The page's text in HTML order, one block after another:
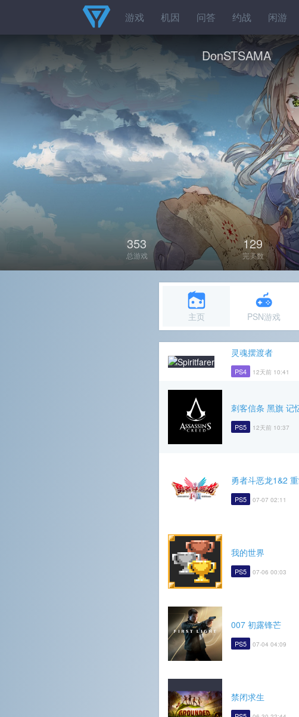
游戏 机因 问答 约战 闲游
DonSTSAMA
353
总游戏
129
完美数
主页 PSN游戏
灵魂摆渡者
PS4 12天前 10:41
刺客信条 黑旗 记
PS5 12天前 10:37
勇者斗恶龙1&2
PS5 07-07 02:11
我的世界
PS5 07-06 00:03
007 初露锋芒
PS5 07-04 04:09
禁闭求生